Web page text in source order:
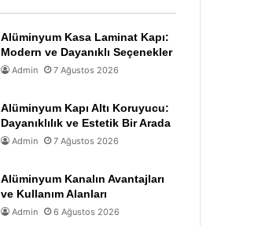
Alüminyum Kasa Laminat Kapı:
Modern ve Dayanıklı Seçenekler
Admin 7 Ağustos 2026
Alüminyum Kapı Altı Koruyucu:
Dayanıklılık ve Estetik Bir Arada
Admin 7 Ağustos 2026
Alüminyum Kanalın Avantajları
ve Kullanım Alanları
Admin 6 Ağustos 2026